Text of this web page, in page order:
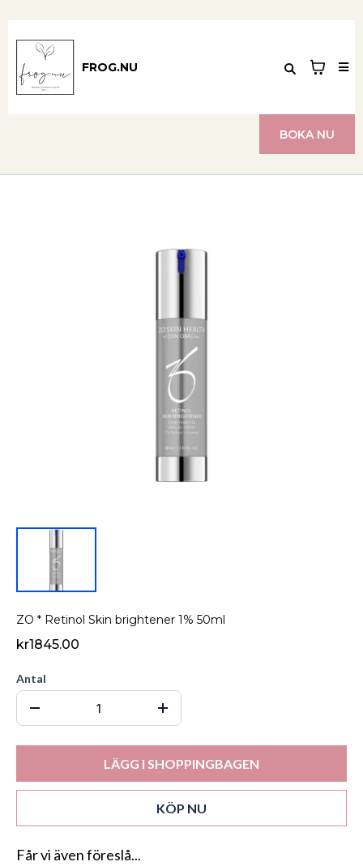
FROG.NU
BOKA NU
ZO * Retinol Skin brightener 1% 50ml
kr1845.00
Antal
LÄGG I SHOPPINGBAGEN
KÖP NU
Får vi även föreslå...